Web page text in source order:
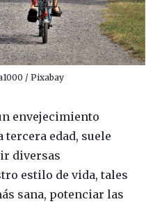
/ Pixabay
envejecimiento
edad, suele
diversas
estilo de vida, tales
sana, potenciar las